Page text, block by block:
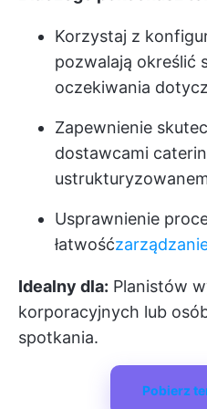
Korzystaj z
pozwalają określić
oczekiwania
Zapewnienie
dostawcami
Usprawnienie
łatwość
Idealny dla: Planistów
korporacyjnych lub
spotkania.
Pobierz